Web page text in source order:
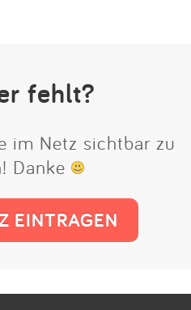
fehlt?
im Netz sichtbar zu
Danke
EINTRAGEN